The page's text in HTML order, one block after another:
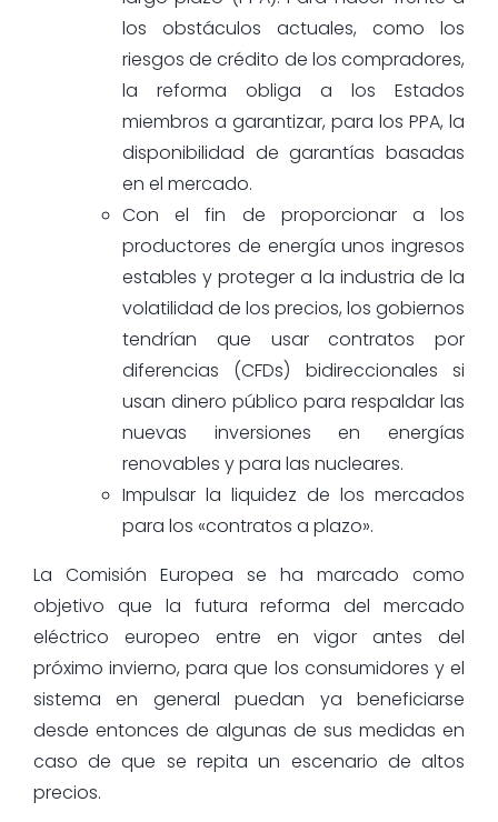
los obstáculos actuales, como los
riesgos de crédito de los compradores,
la reforma obliga a los Estados
miembros a garantizar, para los PPA, la
disponibilidad de garantías basadas
en el mercado.
Con el fin de proporcionar a los
productores de energía unos ingresos
estables y proteger a la industria de la
volatilidad de los precios, los gobiernos
tendrían que usar contratos por
diferencias (CFDs) bidireccionales si
usan dinero público para respaldar las
nuevas inversiones en energías
renovables y para las nucleares.
Impulsar la liquidez de los mercados
para los «contratos a plazo».
La Comisión Europea se ha marcado como
objetivo que la futura reforma del mercado
eléctrico europeo entre en vigor antes del
próximo invierno, para que los consumidores y el
sistema en general puedan ya beneficiarse
desde entonces de algunas de sus medidas en
caso de que se repita un escenario de altos
precios.